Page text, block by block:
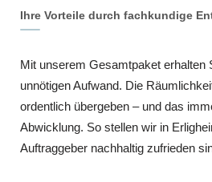
Ihre Vorteile durch fachkundige
Mit unserem Gesamtpaket erhalten
unnötigen Aufwand. Die
ordentlich übergeben – und das
Abwicklung. So stellen wir in
Auftraggeber nachhaltig zufrieden